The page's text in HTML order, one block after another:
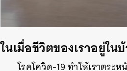
ในเมื่อชีวิตของเราอยู่ใ
โรคโควิด-19 ทำให้เราตร